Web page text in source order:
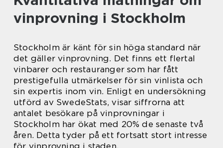
vinprovning i Stockholm
Stockholm är känt för sin höga standard när
det gäller vinprovning. Det finns ett flertal
vinbarer och restauranger som har fått
prestigefulla utmärkelser för sin vinlista och
sin expertis inom vin. Enligt en undersökning
utförd av SwedeStats, visar siffrorna att
antalet besökare på vinprovningar i
Stockholm har ökat med 20% de senaste två
åren. Detta tyder på ett fortsatt stort intresse
för vinprovning i staden.